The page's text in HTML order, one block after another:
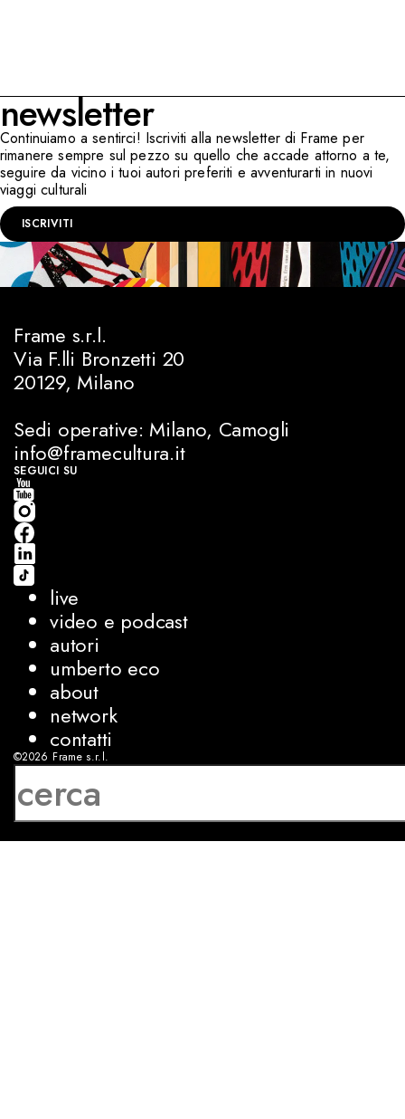
newsletter
Continuiamo a sentirci! Iscriviti alla newsletter di Frame per
rimanere sempre sul pezzo su quello che accade attorno a te,
seguire da vicino i tuoi autori preferiti e avventurarti in nuovi
viaggi culturali
ISCRIVITI
Frame s.r.l.
Via F.lli Bronzetti 20
20129, Milano
Sedi operative: Milano, Camogli
info@framecultura.it
SEGUICI SU
live
video e podcast
autori
umberto eco
about
network
contatti
©2026 Frame s.r.l.
P.IVA 08927250962
sviluppo:Luca Bunino